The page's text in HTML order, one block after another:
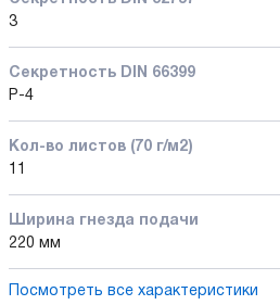
3
Секретность DIN 66399
P-4
Кол-во листов (70 г/м2)
11
Ширина гнезда подачи
220 мм
Посмотреть все характеристики